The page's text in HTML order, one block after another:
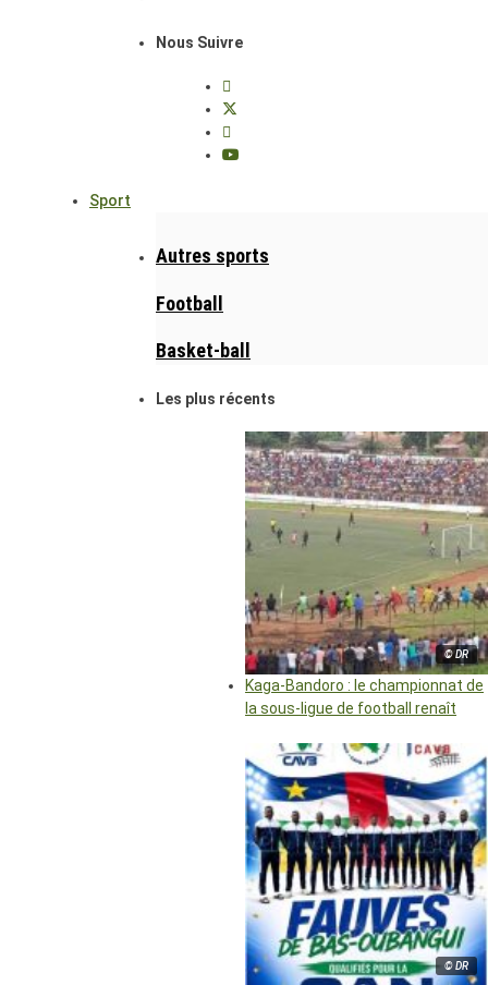
Nous Suivre
Sport
Autres sports
Football
Basket-ball
Les plus récents
© DR
Kaga-Bandoro : le championnat de
la sous-ligue de football renaît
© DR